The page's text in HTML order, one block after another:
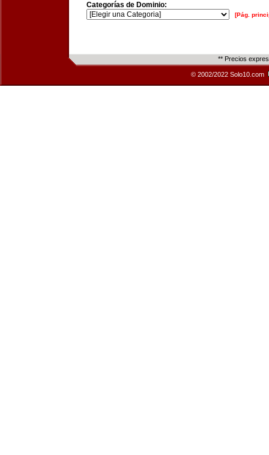
Categorías de Dominio:
[Pág.
** Precios
© 2002/2022 Solo10.com